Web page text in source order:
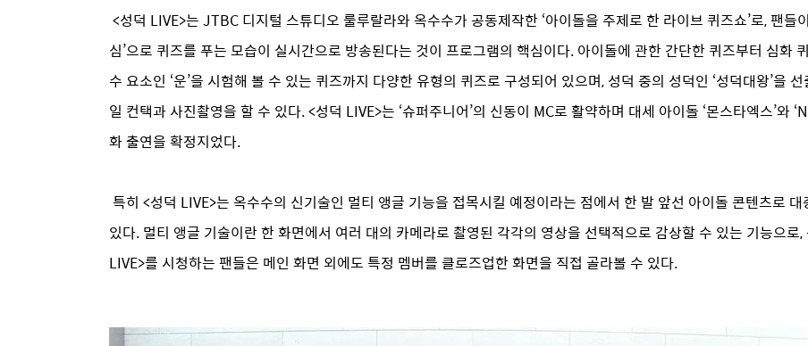
<성덕 LIVE>는 JTBC 디지털 스튜디오 룰루랄라와 옥수수가 공동제작한 ‘아이돌을 주제로 한 라이브 퀴즈쇼’로, 팬들
심’으로 퀴즈를 푸는 모습이 실시간으로 방송된다는 것이 프로그램의 핵심이다. 아이돌에 관한 간단한 퀴즈부터 심화
수 요소인 ‘운’을 시험해 볼 수 있는 퀴즈까지 다양한 유형의 퀴즈로 구성되어 있으며, 성덕 중의 성덕인 ‘성덕대왕’을
일 컨택과 사진촬영을 할 수 있다. <성덕 LIVE>는 ‘슈퍼주니어’의 신동이 MC로 활약하며 대세 아이돌 ‘몬스타엑스’와
화 출연을 확정지었다.
특히 <성덕 LIVE>는 옥수수의 신기술인 멀티 앵글 기능을 접목시킬 예정이라는 점에서 한 발 앞선 아이돌 콘텐츠로
있다. 멀티 앵글 기술이란 한 화면에서 여러 대의 카메라로 촬영된 각각의 영상을 선택적으로 감상할 수 있는 기능으로,
LIVE>를 시청하는 팬들은 메인 화면 외에도 특정 멤버를 클로즈업한 화면을 직접 골라볼 수 있다.